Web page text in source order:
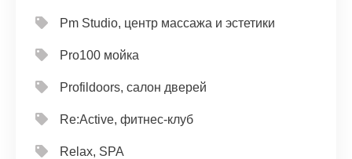
Pm Studio, центр массажа и эстетики
Pro100 мойка
Profildoors, салон дверей
Re:Active, фитнес-клуб
Relax, SPA